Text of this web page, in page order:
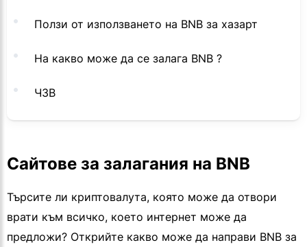
Ползи от използването на BNB за хазарт
На какво може да се залага BNB ?
ЧЗВ
Сайтове за залагания на BNB
Търсите ли криптовалута, която може да отвори
врати към всичко, което интернет може да
предложи? Открийте какво може да направи BNB за